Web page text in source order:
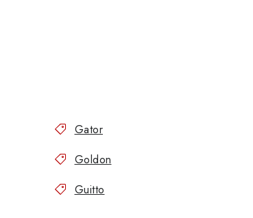
Gator
Goldon
Guitto